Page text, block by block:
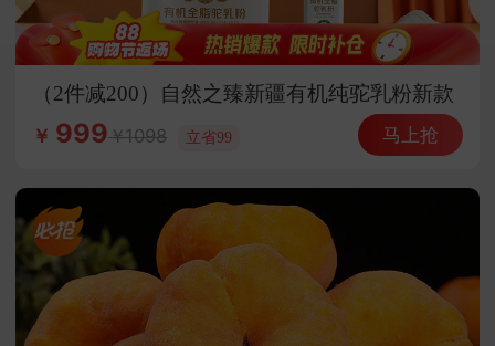
（2件减200）自然之臻新疆有机纯驼乳粉新款
会员专享
￥ 999 1098 立省99 马上抢